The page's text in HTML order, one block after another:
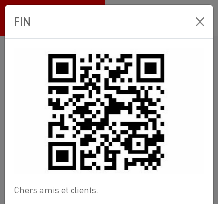
Ets BANNEUX
Boutique en ligne Wellness
Spa
Spa Platinum Premium - Topaz
FIN
Chers amis et clients.